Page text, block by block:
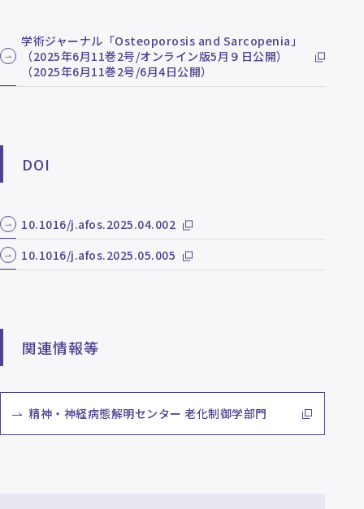
学術ジャーナル「Osteoporosis and Sarcopenia」
（2025年6月11巻2号/オンライン版5月９日公開）
（2025年6月11巻2号/6月4日公開）
DOI
10.1016/j.afos.2025.04.002
10.1016/j.afos.2025.05.005
関連情報等
精神・神経病態解明センター 老化制御学部門